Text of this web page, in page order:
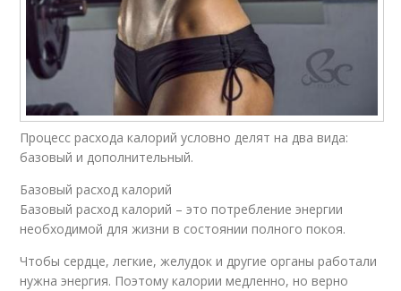
Процесс расхода калорий условно делят на два вида:
базовый и дополнительный.
Базовый расход калорий
Базовый расход калорий – это потребление энергии
необходимой для жизни в состоянии полного покоя.
Чтобы сердце, легкие, желудок и другие органы работали
нужна энергия. Поэтому калории медленно, но верно